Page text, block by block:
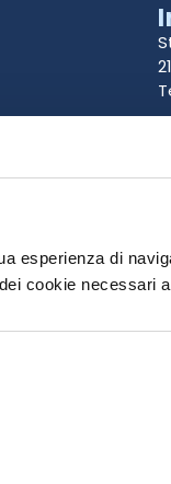
esperienza di
cookie necessari